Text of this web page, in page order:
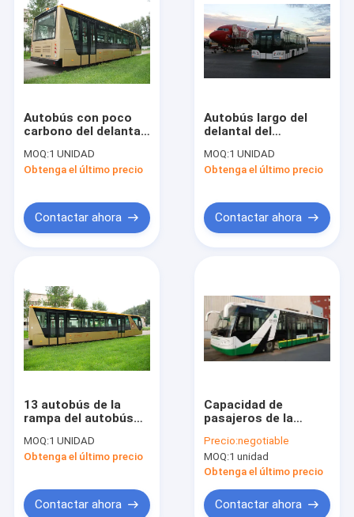
Productos
Sobre nosotros
Viaje de la fábrica
Noticias
Pida una cita
Autobús con poco
carbono del delantal
pasajero del acero de
aleación 51, autobús
MOQ:1 UNIDAD
Obtenga el último precio
Contactar ahora
Autobús largo del
delantal del
litros con la batería
de plomo 190H52
MOQ:1 UNIDAD
Obtenga el último precio
Contactar ahora
13 autobús de la
rampa del autobús
internacional del
pasajero de Seater
MOQ:1 UNIDAD
Obtenga el último precio
Contactar ahora
Capacidad de
pasajeros de la
autobús del
aeropuerto de la
puerta de Seat 6 del
Precio:negotiable
MOQ:1 unidad
Obtenga el último precio
Contactar ahora